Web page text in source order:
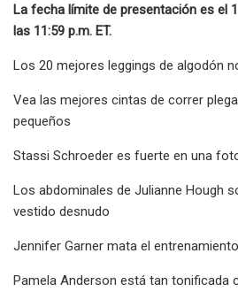
La fecha límite de presentación es el
las 11:59 p.m. ET.
Los 20 mejores leggings de algodón
Vea las mejores cintas de correr
pequeños
Stassi Schroeder es fuerte en una
Los abdominales de Julianne Hough
vestido desnudo
Jennifer Garner mata el
Pamela Anderson está tan tonificada